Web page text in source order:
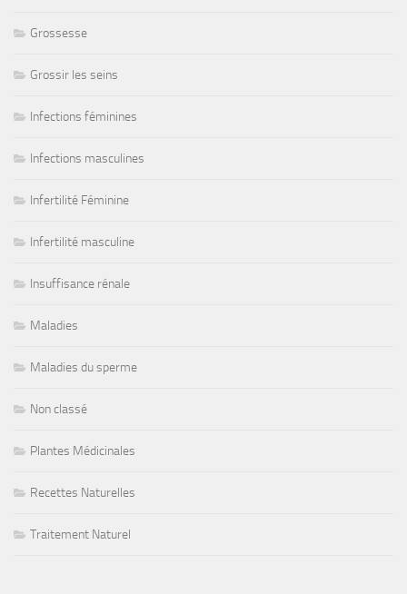
Grossesse
Grossir les seins
Infections féminines
Infections masculines
Infertilité Féminine
Infertilité masculine
Insuffisance rénale
Maladies
Maladies du sperme
Non classé
Plantes Médicinales
Recettes Naturelles
Traitement Naturel